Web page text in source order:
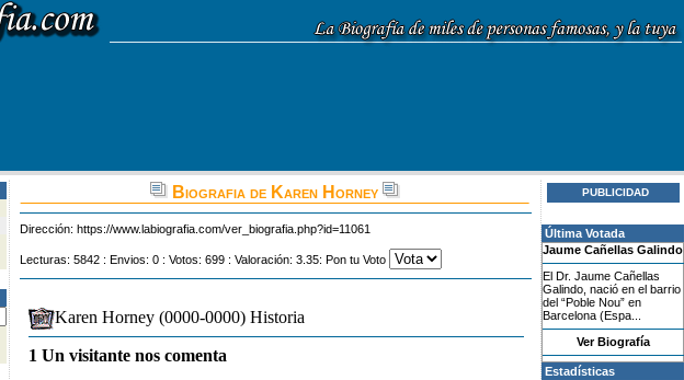
Biografia de Karen Horney
Dirección: https://www.labiografia.com/ver_biografia.php?id=11061
Lecturas: 5842 : Envios: 0 : Votos: 699 : Valoración: 3.35: Pon tu Voto
Karen Horney (0000-0000) Historia
1 Un visitante nos comenta
PUBLICIDAD
Última Votada
Jaume Cañellas Galindo
El Dr. Jaume Cañellas
Galindo, nació en el barrio
del “Poble Nou” en
Barcelona (Espa...
Ver Biografía
Estadísticas